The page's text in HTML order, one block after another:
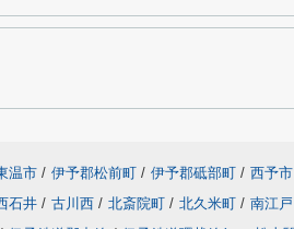
温市 / 伊予郡松前町 / 伊予郡砥部町 / 西予市
石井 / 古川西 / 北斎院町 / 北久米町 / 南江戸